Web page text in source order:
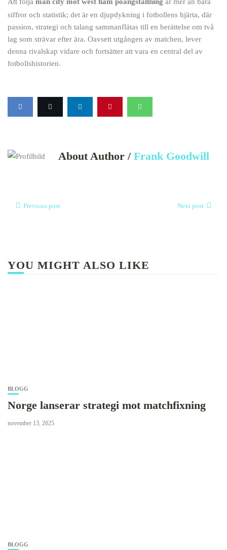
siffror och statistik; det är en djupdykning i fotbollens hjärta, där
passion, strategi och talang sammanflätas till en berättelse om två
lag som strävar efter ära. Oavsett utgången av matchen, lever
denna rivalskap vidare och fortsätter att vara en central del av
fotbollshistorien.
About Author / Frank Goodwill
Previous post Next post
YOU MIGHT ALSO LIKE
BLOGG
Norge lanserar strategi mot matchfixning
november 13, 2025
BLOGG